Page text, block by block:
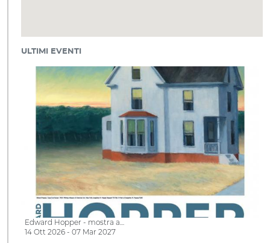
ULTIMI EVENTI
Edward Hopper - mostra a…
14 Ott 2026 - 07 Mar 2027